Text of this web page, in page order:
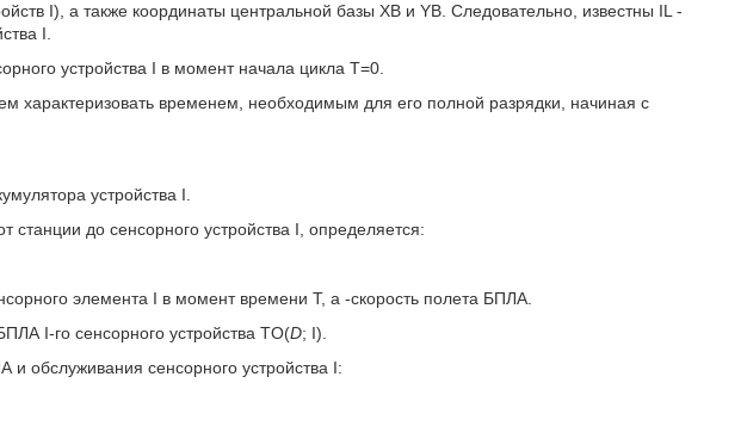
I), а также координаты центральной базы XB и YB. Следовательно, известны IL -
I.
устройства I в момент начала цикла Т=0.
характеризовать временем, необходимым для его полной разрядки, начиная с
устройства I.
до сенсорного устройства I, определяется:
элемента I в момент времени Т, а-скорость полета БПЛА.
I-го сенсорного устройства TO(D; I).
обслуживания сенсорного устройства I: